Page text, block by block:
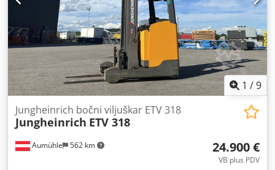
1 /9
Aumühle 562 km
Jungheinrich bočni viljuškar ETV 318
Jungheinrich ETV 318
24.900 €
VB plus PDV